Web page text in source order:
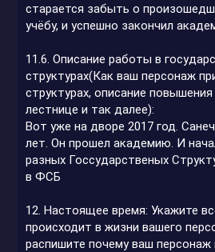
старается забыть о
учёбу, и успешно закончил
11.6. Описание работы в
структурах(Как ваш персонаж
структурах, описание
лестнице и так далее):
Вот уже на дворе 2017 год.
лет. Он прошел академию. И
разных Госсударственых
в ФСБ
12. Настоящее время: Укажите
происходит в жизни вашего
распишите почему ваш